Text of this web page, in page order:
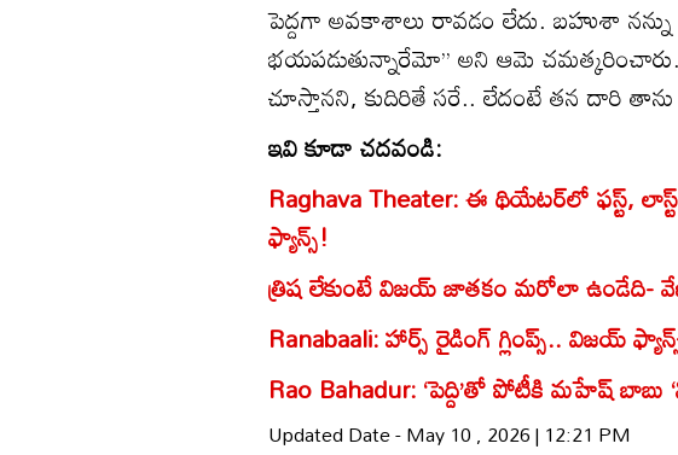
పెద్దగా అవకాశాలు రావడం లేదు. బహుశా నన్ను
భయపడుతున్నారేమో’’ అని ఆమె
చూస్తానని, కుదిరితే సరే.. లేదంటే తన దారి
ఇవి కూడా చదవండి:
Raghava Theater: ఈ థియేటర్‌లో ఫస్ట్,
ఫ్యాన్స్!
త్రిష లేకుంటే విజయ్ జాతకం మరోలా ఉండేది-
Ranabaali: హార్స్ రైడింగ్ గ్లింప్స్.. విజయ్
Rao Bahadur: ‘పెద్ది’తో పోటీకి మహేష్
Updated Date - May 10 , 2026 | 12:21 PM